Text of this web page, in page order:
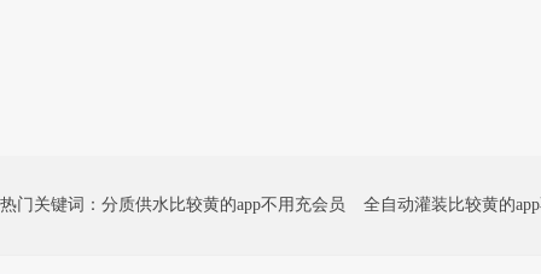
热门关键词： 分质供水比较黄的app不用充会员 全自动灌装比较黄的